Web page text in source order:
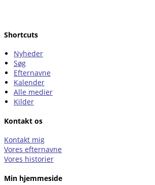
Shortcuts
Nyheder
Søg
Efternavne
Kalender
Alle medier
Kilder
Kontakt os
Kontakt mig
Vores efternavne
Vores historier
Min hjemmeside